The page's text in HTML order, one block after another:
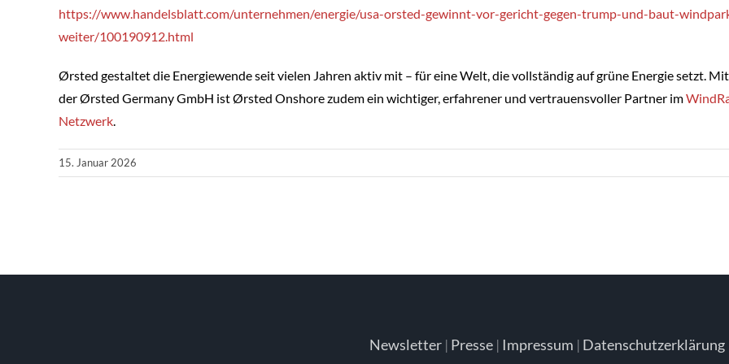
https://www.handelsblatt.com/unternehmen/energie/usa-orsted-gewinnt-vor-gericht-gegen-trump-und-baut-
weiter/100190912.html
Ørsted gestaltet die Energiewende seit vielen Jahren aktiv mit – für eine Welt, die vollständig auf grüne Energie setzt. Mit
der Ørsted Germany GmbH ist Ørsted Onshore zudem ein wichtiger, erfahrener und vertrauensvoller Partner im
Netzwerk.
15. Januar 2026
Newsletter| Presse| Impressum | Datenschutzerklärung